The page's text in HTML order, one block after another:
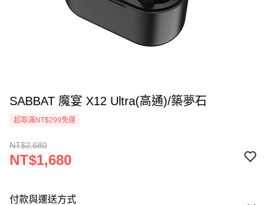
SABBAT 魔宴 X12 Ultra(高通)/築夢石
超取滿NT$299免運
NT$2,680
NT$1,680
付款與運送方式